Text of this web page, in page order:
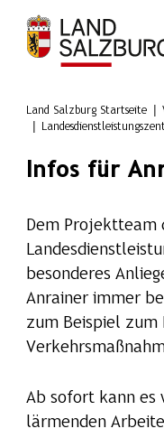
Zum Hauptinhalt
Land Salzburg Startseite
Infos für
Dem Projektteam
besonderes
Anrainer immer
zum Beispiel
Ab sofort kann es
lärmenden